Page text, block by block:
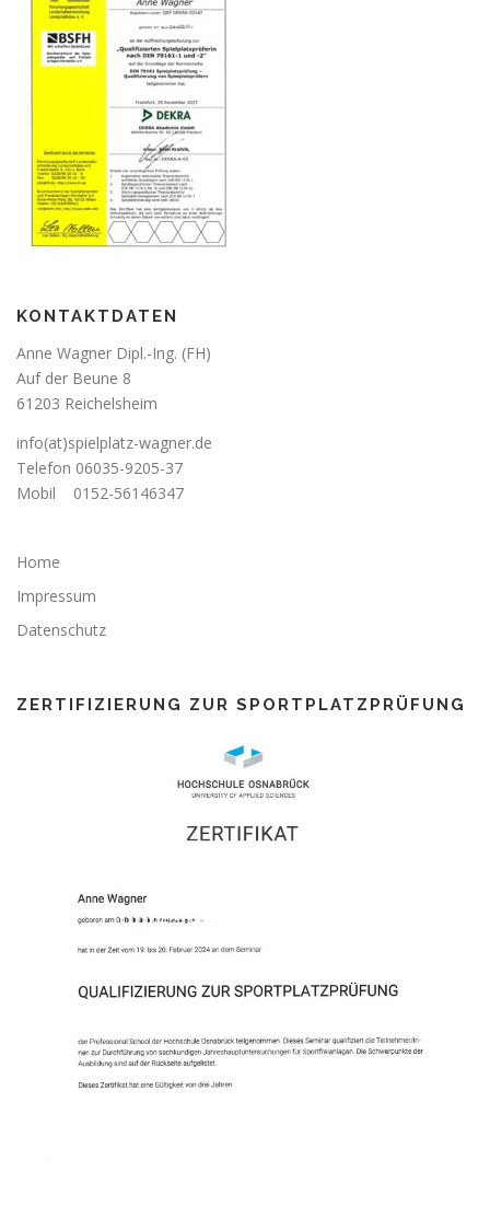
KONTAKTDATEN
Anne Wagner Dipl.-Ing. (FH)
Auf der Beune 8
61203 Reichelsheim
info(at)spielplatz-wagner.de
Telefon 06035-9205-37
Mobil 0152-56146347
Home
Impressum
Datenschutz
ZERTIFIZIERUNG ZUR SPORTPLATZPRÜFUNG